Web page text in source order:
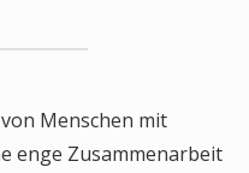
Menschen mit
enge Zusammenarbeit